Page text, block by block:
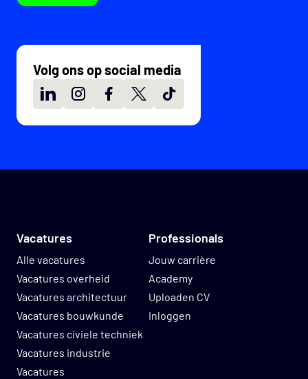
Volg ons op social media
LinkedInInstagram
Facebook
X TikTok
Vacatures
Alle vacatures
Vacatures overheid
Vacatures architectuur
Vacatures bouwkunde
Vacatures civiele techniek
Vacatures industrie
Vacatures
Professionals
Jouw carrière
Academy
Uploaden CV
Inloggen